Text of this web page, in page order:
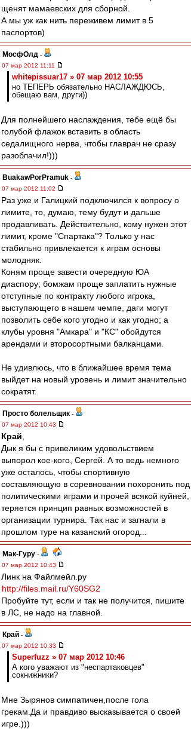
щенят мамаевских для сборной.
А мы уж как нить переживем лимит в 5
паспортов)
МосфОлд -
07 мар 2012 11:11
whitepissuar17 » 07 мар 2012 10:55
но ТЕПЕРЬ обязательно НАСЛАЖДЮСЬ,
обещаю вам, други))
Для полнейшего наслаждения, тебе ещё бы
голубой флажок вставить в область
седалищного нерва, чтобы главрач не сразу
разоблачил!)))
BuakawPorPramuk -
07 мар 2012 11:02
Раз уже и Галицкий подключился к вопросу о
лимите, то, думаю, тему будут и дальше
продавливать. Действительно, кому нужен этот
лимит, кроме "Спартака"? Только у нас
стабильно привлекается к играм основы
молодняк.
Коням проще завести очередную ЮА
диаспору; бомжам проще заплатить нужные
отступные по контракту любого игрока,
выступающего в нашем чемпе, даги могут
позволить себе кого угодно и как угодно; а
клубы уровня "Амкара" и "КС" обойдутся
арендами и второсортными балканцами.
Не удивлюсь, что в ближайшее время тема
выйдет на новый уровень и лимит значительно
сократят.
Просто болельщик -
07 мар 2012 10:43
Край
Дык я бы с привеликим удовольствием
выпорол кое-кого, Сергей. А то ведь немного
уже осталось, чтобы спортивную
составляющую в соревновании похоронить под
политическими играми и прочей всякой куйней,
теряется принцип равных возможностей в
организации турнира. Так нас и загнали в
прошлом туре на казанский огород...
Мак-Гуру -
07 мар 2012 10:43
Линк на Файлмейл.ру
http://files.mail.ru/Y60SG2
Пробуйте тут, если и так не получится, пишите
в ЛС, не надо на главной.
Край -
07 мар 2012 10:33
Superfuzz » 07 мар 2012 10:46
А кого уважают из "неспартаковцев"
сокнижники?
Мне Зырянов симпатичен,после гола
грекам.Да и правдиво высказывается о своей
игре.)))